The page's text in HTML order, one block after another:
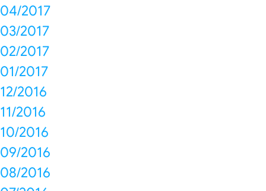
04/2017
03/2017
02/2017
01/2017
12/2016
11/2016
10/2016
09/2016
08/2016